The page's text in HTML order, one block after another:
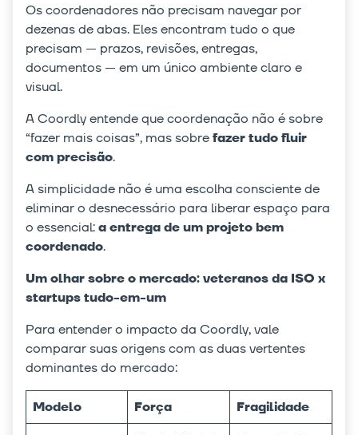
Os coordenadores não precisam navegar por
dezenas de abas. Eles encontram tudo o que
precisam — prazos, revisões, entregas,
documentos — em um único ambiente claro e
visual.
A Coordly entende que coordenação não é sobre
“fazer mais coisas”, mas sobrefazer tudo fluir
com precisão.
A simplicidade não é uma escolha consciente de
eliminar o desnecessário para liberar espaço para
o essencial:a entrega de um projeto bem
coordenado.
Um olhar sobre o mercado: veteranos da ISO x
startups tudo-em-um
Para entender o impacto da Coordly, vale
comparar suas origens com as duas vertentes
dominantes do mercado:
Modelo Força Fragilidade